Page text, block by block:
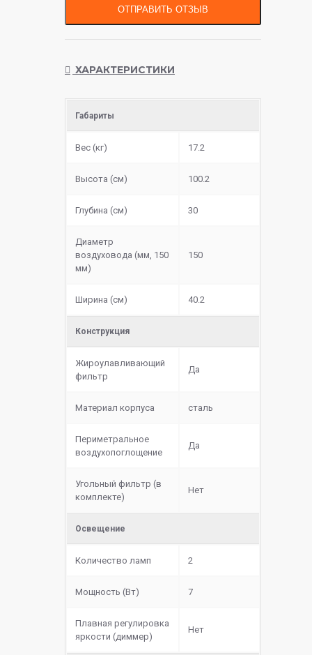
ОТПРАВИТЬ ОТЗЫВ
ХАРАКТЕРИСТИКИ
Габариты
Вес (кг) 17.2
Высота (см) 100.2
Глубина (см) 30
Диаметр
воздуховода (мм, 150
мм)
150
Ширина (см) 40.2
Конструкция
Жироулавливающий
фильтр
Да
Материал корпуса сталь
Периметральное
воздухопоглощение
Да
Угольный фильтр (в
комплекте)
Нет
Освещение
Количество ламп 2
Мощность (Вт) 7
Плавная регулировка
яркости (диммер)
Нет